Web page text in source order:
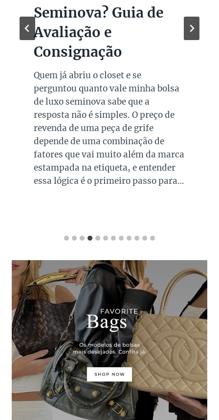
Seminova? Guia de
Avaliação e
Consignação
Quem já abriu o closet e se
perguntou quanto vale minha bolsa
de luxo seminova sabe que a
resposta não é simples. O preço de
revenda de uma peça de grife
depende de uma combinação de
fatores que vai muito além da marca
estampada na etiqueta, e entender
essa lógica é o primeiro passo para…